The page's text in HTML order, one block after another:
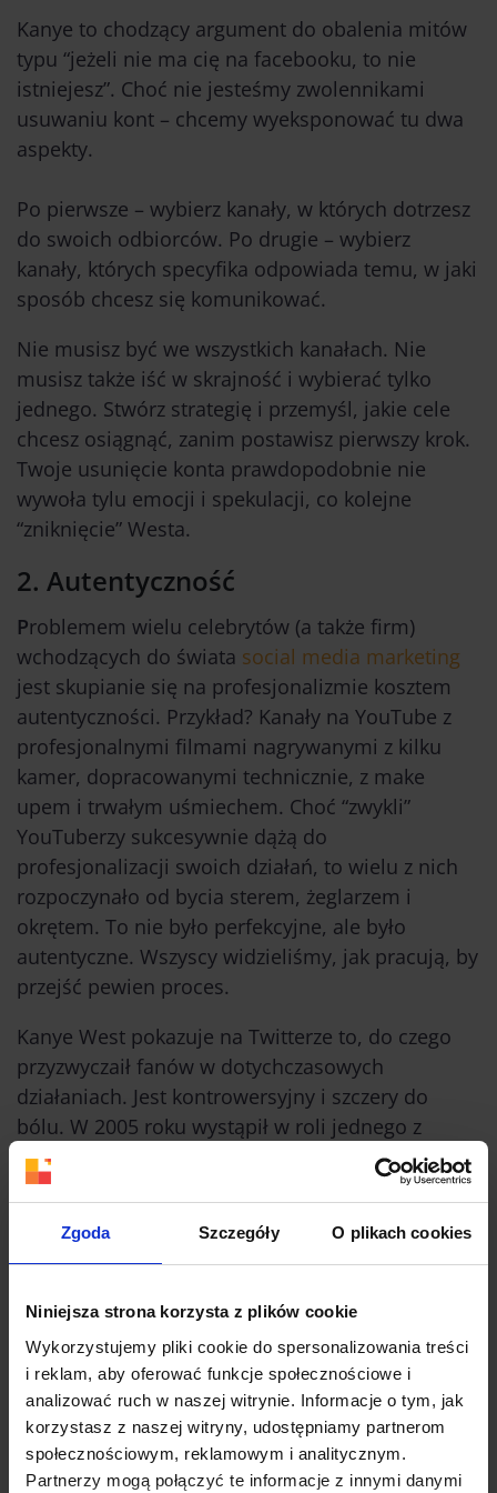
Zgoda Szczegóły O plikach cookies
Niniejsza strona korzysta z plików cookie
Wykorzystujemy pliki cookie do spersonalizowania treści
i reklam, aby oferować funkcje społecznościowe i
analizować ruch w naszej witrynie. Informacje o tym, jak
korzystasz z naszej witryny, udostępniamy partnerom
społecznościowym, reklamowym i analitycznym.
Partnerzy mogą połączyć te informacje z innymi danymi
Kanye to chodzący argument do obalenia mitów
typu “jeżeli nie ma cię na facebooku, to nie
istniejesz”. Choć nie jesteśmy zwolennikami
usuwaniu kont – chcemy wyeksponować tu dwa
aspekty.
Po pierwsze – wybierz kanały, w których dotrzesz
do swoich odbiorców. Po drugie – wybierz
kanały, których specyfika odpowiada temu, w jaki
sposób chcesz się komunikować.
Nie musisz być we wszystkich kanałach. Nie
musisz także iść w skrajność i wybierać tylko
jednego. Stwórz strategię i przemyśl, jakie cele
chcesz osiągnąć, zanim postawisz pierwszy krok.
Twoje usunięcie konta prawdopodobnie nie
wywoła tylu emocji i spekulacji, co kolejne
“zniknięcie” Westa.
2. Autentyczność
Problemem wielu celebrytów (a także firm)
wchodzących do świata social media marketing
jest skupianie się na profesjonalizmie kosztem
autentyczności. Przykład? Kanały na YouTube z
profesjonalnymi filmami nagrywanymi z kilku
kamer, dopracowanymi technicznie, z make
upem i trwałym uśmiechem. Choć “zwykli”
YouTuberzy sukcesywnie dążą do
profesjonalizacji swoich działań, to wielu z nich
rozpoczynało od bycia sterem, żeglarzem i
okrętem. To nie było perfekcyjne, ale było
autentyczne. Wszyscy widzieliśmy, jak pracują, by
przejść pewien proces.
Kanye West pokazuje na Twitterze to, do czego
przyzwyczaił fanów w dotychczasowych
działaniach. Jest kontrowersyjny i szczery do
bólu. W 2005 roku wystąpił w roli jednego z
prezenterów podczas charytatywnego koncertu
dla ofiar huraganu Katrina. W wydarzeniu
scenariusza i powiedział “George Bush nie dba o
ogromne kontrowersje, ale Kanye po prostu
powiedział to, co myślał. Dokładnie tak, jak teraz
robi to na Twitterze.